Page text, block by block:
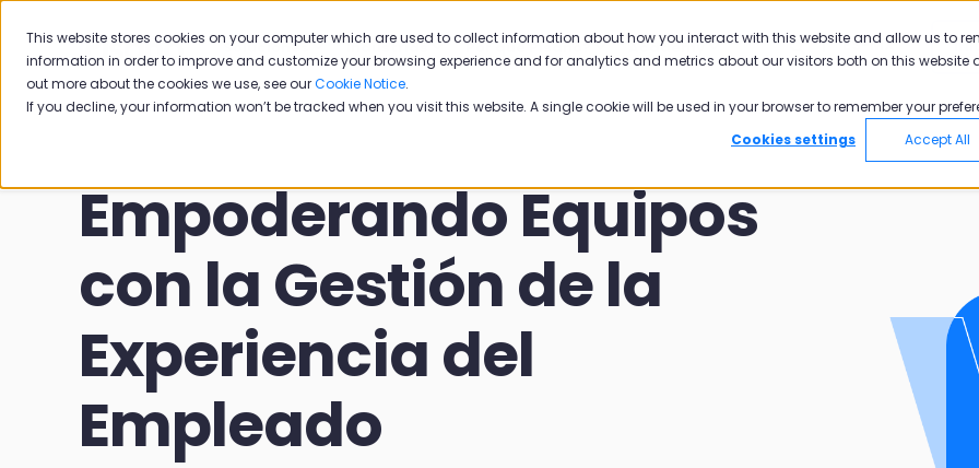
This website stores cookies on your computer which are used to collect information about how you interact with this website and allow us to
information in order to improve and customize your browsing experience and for analytics and metrics about our visitors both on this website
out more about the cookies we use, see ourCookie Notice.
If you decline, your information won’t be tracked when you visit this website. A single cookie will be used in your browser to remember your
Cookies settings
Accept All
Soluciones Industrias Por qué Pisano? Academy ES-MX
Empoderando Equipos
con la Gestión de la
Experiencia del
Empleado